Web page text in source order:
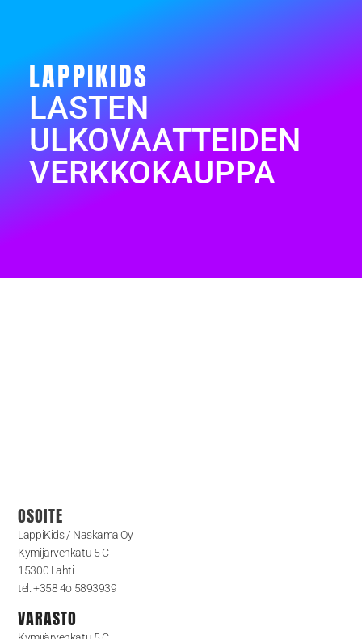
LAPPIKIDS
LASTEN
ULKOVAATTEIDEN
VERKKOKAUPPA
OSOITE
LappiKids / Naskama Oy
Kymijärvenkatu 5 C
15300 Lahti
tel. +358 4o 5893939
VARASTO